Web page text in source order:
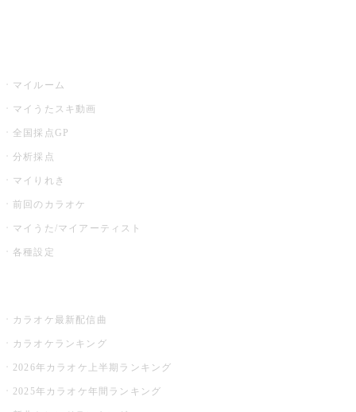
マイルーム
マイうたスキ動画
全国採点GP
分析採点
マイりれき
前回のカラオケ
マイうた/マイアーティスト
各種設定
カラオケ最新配信曲
カラオケランキング
2026年カラオケ上半期ランキング
2025年カラオケ年間ランキング